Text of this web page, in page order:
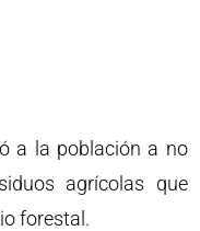
a la población a no
agrícolas que
forestal.